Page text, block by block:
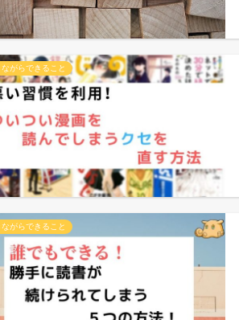
がらできること
がらできること